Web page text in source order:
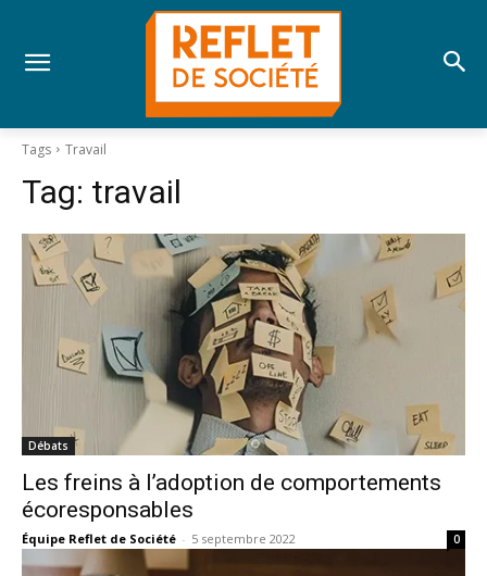
Tags Travail
Tag: travail
Débats
Les freins à l’adoption de comportements
écoresponsables
Équipe Reflet de Société - 5 septembre 2022 0